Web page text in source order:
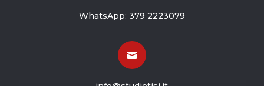
WhatsApp: 379 2223079

info@studiotisi.it